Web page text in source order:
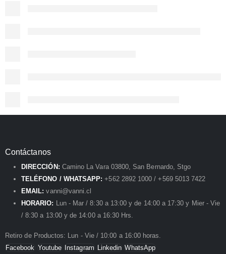
Contáctanos
DIRECCIÓN: Camino La Vara 03800, San Bernardo, Stgo
TELÉFONO / WHATSAPP: +562 2892 1000 / +569 5013 7422
EMAIL: vanni@vanni.cl
HORARIO: Lun - Mar / 8:30 a 13:00 y de 14:00 a 17:30 y Mier - Vie
/ 8:30 a 13:00 y de 14:00 a 16:30 Hrs.
Retiro de Productos: Lun - Vie / 10:00 a 16:00 horas.
Facebook Youtube Instagram Linkedin WhatsApp